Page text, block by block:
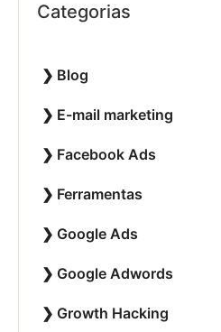
Categorias
Blog
E-mail marketing
Facebook Ads
Ferramentas
Google Ads
Google Adwords
Growth Hacking